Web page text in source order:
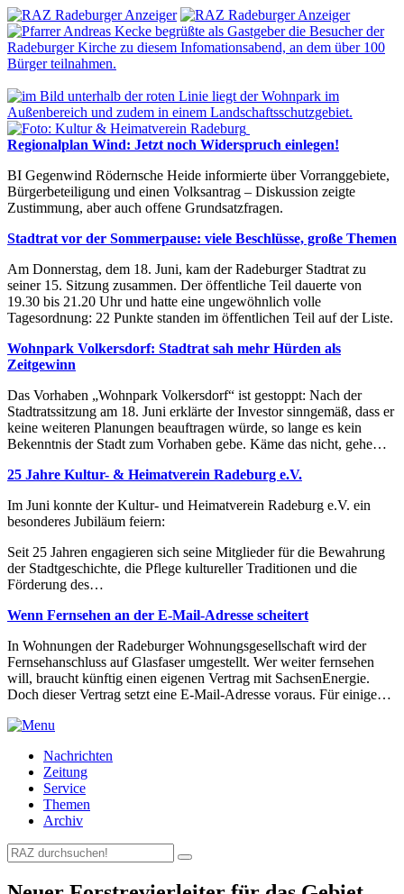
Regionalplan Wind: Jetzt noch Widerspruch einlegen!
BI Gegenwind Rödernsche Heide informierte über Vorranggebiete,
Bürgerbeteiligung und einen Volksantrag – Diskussion zeigte
Zustimmung, aber auch offene Grundsatzfragen.
Stadtrat vor der Sommerpause: viele Beschlüsse, große Themen
Am Donnerstag, dem 18. Juni, kam der Radeburger Stadtrat zu
seiner 15. Sitzung zusammen. Der öffentliche Teil dauerte von
19.30 bis 21.20 Uhr und hatte eine ungewöhnlich volle
Tagesordnung: 22 Punkte standen im öffentlichen Teil auf der Liste.
Wohnpark Volkersdorf: Stadtrat sah mehr Hürden als
Zeitgewinn
Das Vorhaben „Wohnpark Volkersdorf“ ist gestoppt: Nach der
Stadtratssitzung am 18. Juni erklärte der Investor sinngemäß, dass er
keine weiteren Planungen beauftragen würde, so lange es kein
Bekenntnis der Stadt zum Vorhaben gebe. Käme das nicht, gehe…
25 Jahre Kultur- & Heimatverein Radeburg e.V.
Im Juni konnte der Kultur- und Heimatverein Radeburg e.V. ein
besonderes Jubiläum feiern:
Seit 25 Jahren engagieren sich seine Mitglieder für die Bewahrung
der Stadtgeschichte, die Pflege kultureller Traditionen und die
Förderung des…
Wenn Fernsehen an der E-Mail-Adresse scheitert
In Wohnungen der Radeburger Wohnungsgesellschaft wird der
Fernsehanschluss auf Glasfaser umgestellt. Wer weiter fernsehen
will, braucht künftig einen eigenen Vertrag mit SachsenEnergie.
Doch dieser Vertrag setzt eine E-Mail-Adresse voraus. Für einige…
Nachrichten
Zeitung
Service
Themen
Archiv